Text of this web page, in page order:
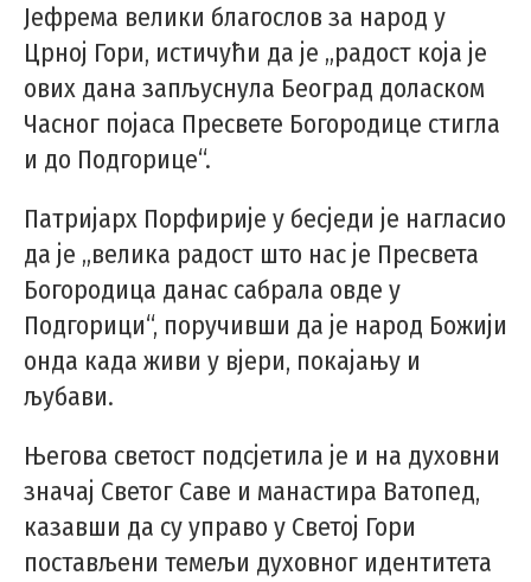
Јефрема велики благослов за народ у
Црној Гори, истичући да је „радост која је
ових дана запљуснула Београд доласком
Часног појаса Пресвете Богородице стигла
и до Подгорице“.
Патријарх Порфирије у бесједи је нагласио
да је „велика радост што нас је Пресвета
Богородица данас сабрала овде у
Подгорици“, поручивши да је народ Божији
онда када живи у вјери, покајању и
љубави.
Његова светост подсјетила је и на духовни
значај Светог Саве и манастира Ватопед,
казавши да су управо у Светој Гори
постављени темељи духовног идентитета